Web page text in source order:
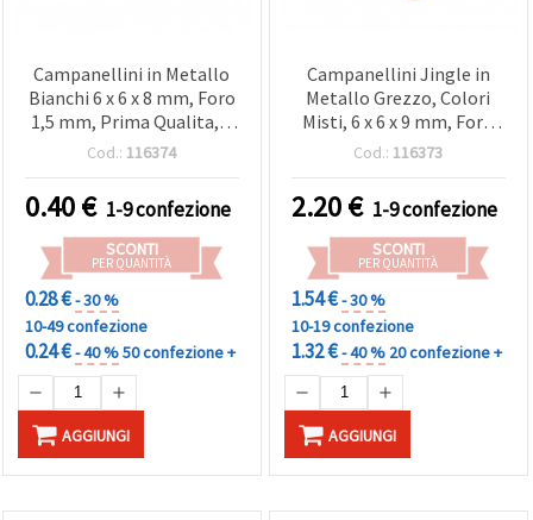
Campanellini in Metallo
Bianchi 6 x 6 x 8 mm, Foro
1,5 mm, Prima Qualita, e
Decorazioni, Confezione
Cod.: 116374
0.40€ 1-9 confezione
SCONTI
PER QUANTITÀ
0.28 €- 30 %
10-49 confezione
0.24 €- 40 %50 confezione +
AGGIUNGI
Campanellini Jingle in
Metallo Grezzo, Colori
Misti, 6 x 6 x 9 mm, Foro
1,5 mm, per Creazione di
Cod.: 116373
2.20€ 1-9 confezione
SCONTI
PER QUANTITÀ
1.54 €- 30 %
10-19 confezione
1.32 €- 40 % 20 confezione +
AGGIUNGI